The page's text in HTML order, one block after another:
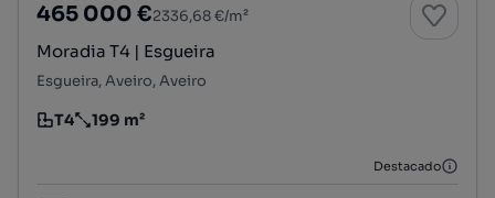
465 000 €2336,68 €/m²
Moradia T4 | Esgueira
Esgueira, Aveiro, Aveiro
Tipologia
T4
Preço por metro quadrado
199 m²
Destacado